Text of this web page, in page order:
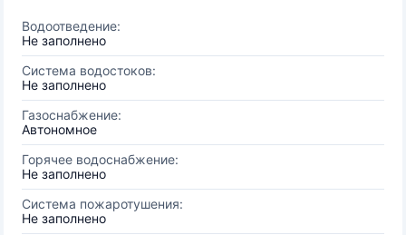
Водоотведение:
Не заполнено
Система водостоков:
Не заполнено
Газоснабжение:
Автономное
Горячее водоснабжение:
Не заполнено
Система пожаротушения:
Не заполнено